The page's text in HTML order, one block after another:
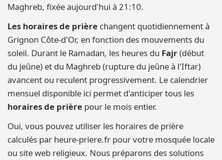
Maghreb, fixée aujourd'hui à 21:10.
Les horaires de prière changent quotidiennement à
Grignon Côte-d'Or, en fonction des mouvements du
soleil. Durant le Ramadan, les heures du Fajr(début
du jeûne) et du Maghreb (rupture du jeûne à l'Iftar)
avancent ou reculent progressivement. Le calendrier
mensuel disponible ici permet d'anticiper tous les
horaires de prière pour le mois entier.
Oui, vous pouvez utiliser les horaires de prière
calculés par heure-priere.fr pour votre mosquée locale
ou site web religieux. Nous préparons des solutions